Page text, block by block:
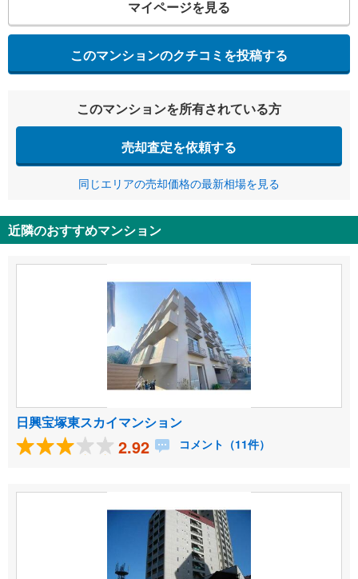
マイページを見る
このマンションのクチコミを投稿する
このマンションを所有されている方
売却査定を依頼する
同じエリアの売却価格の最新相場を見る
近隣のおすすめマンション
日興宝塚東スカイマンション
2.92 コメント（11件）